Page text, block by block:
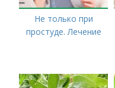
Не только при
простуде. Лечение